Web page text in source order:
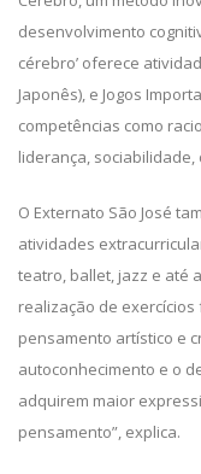
desenvolvimento
cérebro’ oferece
Japonês), e Jogos
competências como
liderança,
O Externato São José
atividades
teatro, ballet, jazz e até
realização de
pensamento artístico e
autoconhecimento e o
adquirem maior
pensamento”, explica.